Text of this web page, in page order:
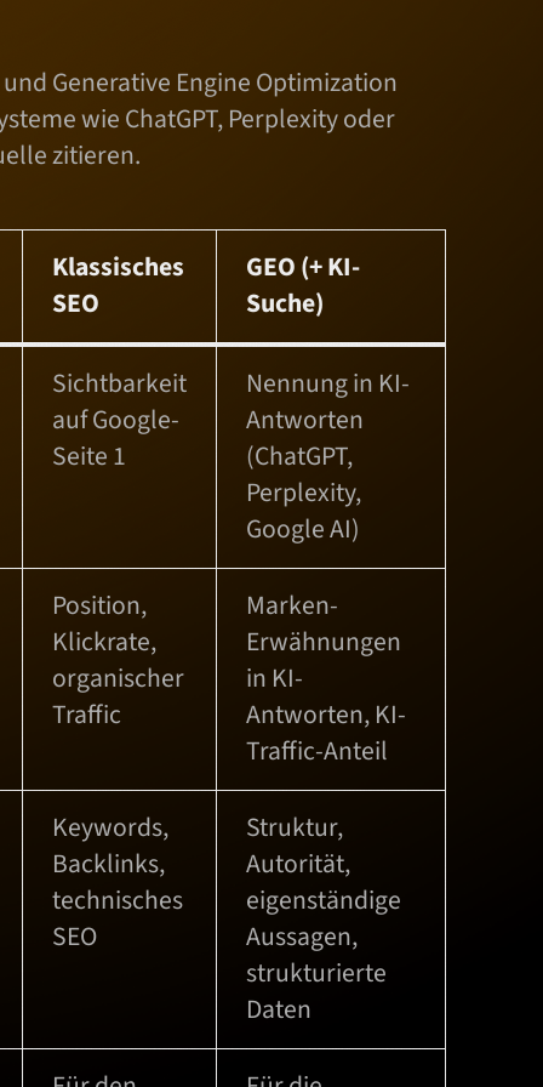
Generative Engine Optimization
wie ChatGPT, Perplexity oder
zitieren.
Klassisches
SEO
GEO (+ KI-
Suche)
Sichtbarkeit
auf Google-
Seite 1
Nennung in KI-
Antworten
(ChatGPT,
Perplexity,
Google AI)
Position,
Klickrate,
organischer
Traffic
Marken-
Erwähnungen
in KI-
Antworten, KI-
Traffic-Anteil
Keywords,
Backlinks,
technisches
SEO
Struktur,
Autorität,
eigenständige
Aussagen,
strukturierte
Daten